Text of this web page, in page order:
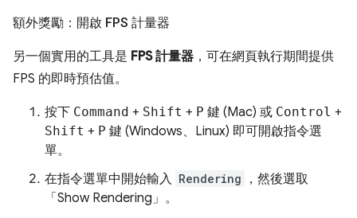
額外獎勵：開啟 FPS 計量器
另一個實用的工具是 FPS 計量器 ，可在網頁執行期間提供
FPS 的即時預估值。
按下 Command + Shift + P 鍵 (Mac) 或 Control +
Shift + P 鍵 (Windows、Linux) 即可開啟指令選
單。
在指令選單中開始輸入 Rendering
，然後選取
「Show Rendering」 。